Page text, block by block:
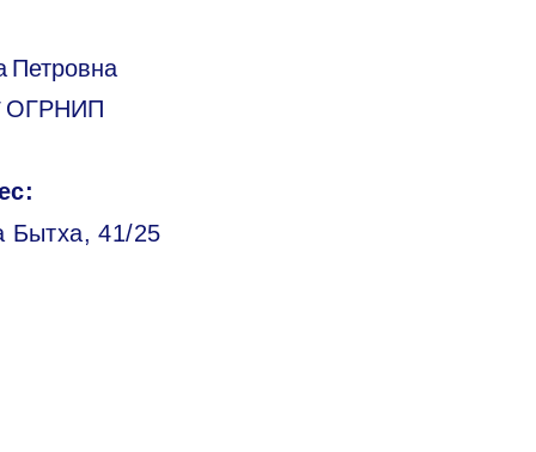
Петровна
ОГРНИП
Бытха, 41/25